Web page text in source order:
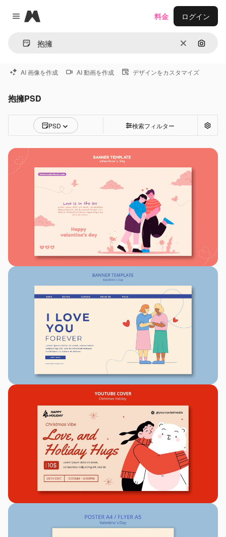
Close menu
Magnific
消去 画像で
料金 ログイン
AI 画像を作成 AI 動画を作成 デザインをカスタマイズ
抱擁PSD
PSD 検索フィルター